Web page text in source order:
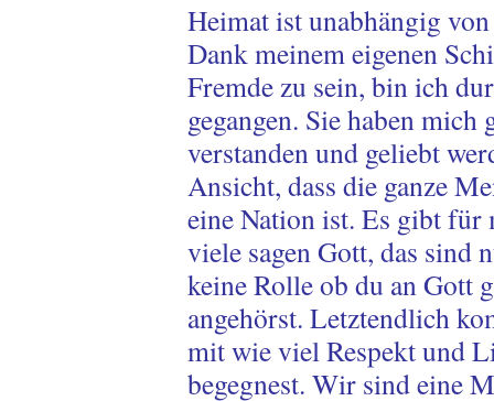
Heimat ist unabhängig
Dank meinem eigenen
Fremde zu sein, bin ich
gegangen. Sie haben
verstanden und geliebt
Ansicht, dass die ganze
eine Nation ist. Es gibt
viele sagen Gott, das sind
keine Rolle ob du an Gott
angehörst. Letztendlich
mit wie viel Respekt und
begegnest. Wir sind eine